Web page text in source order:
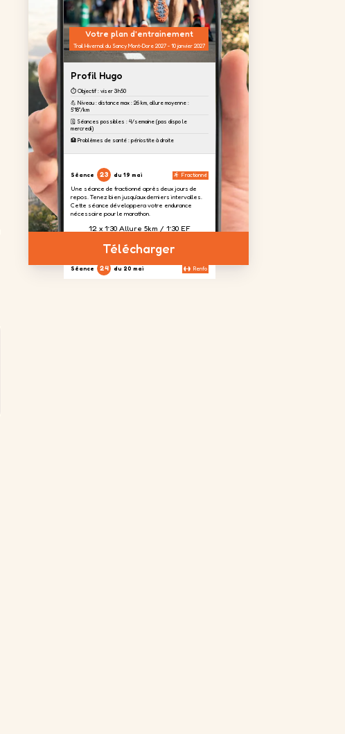
Votre plan d'entrainement
Trail Hivernal du Sancy Mont-Dore 2027 - 10 janvier 2027
Profil Hugo
⏱️ Objectif : viser 3h50
💪 Niveau : distance max : 26 km, allure moyenne :
5'18''/km
🗓️ Séances possibles : 4/semaine (pas dispo le
mercredi)
🏥 Problèmes de santé : périostite à droite
Séance 23 du 19 mai Fractionné
Une séance de fractionné après deux jours de
repos. Tenez bien jusqu'aux derniers intervalles.
Cette séance développera votre endurance
nécessaire pour le marathon.
12 x 1’30 Allure 5km / 1’30 EF
Séance 24 du 20 mai Renfo
Télécharger